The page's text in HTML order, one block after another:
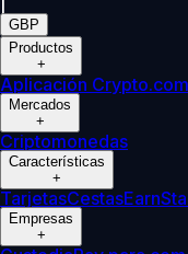
GBP
Productos
+
Aplicación Crypto.com
Mercados
+
Criptomonedas
Características
+
TarjetasCestasEarn
Empresas
+